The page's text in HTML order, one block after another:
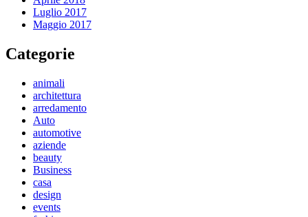
Luglio 2017
Maggio 2017
Categorie
animali
architettura
arredamento
Auto
automotive
aziende
beauty
Business
casa
design
events